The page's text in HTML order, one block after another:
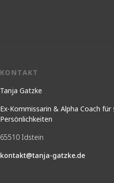
KONTAKT
Tanja Gatzke
Ex-Kommissarin & Alpha Coach für
Persönlichkeiten
65510 Idstein
kontakt@tanja-gatzke.de